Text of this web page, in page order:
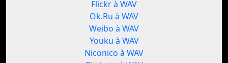
Flickr à WAV
Ok.Ru à WAV
Weibo à WAV
Youku à WAV
Niconico à WAV